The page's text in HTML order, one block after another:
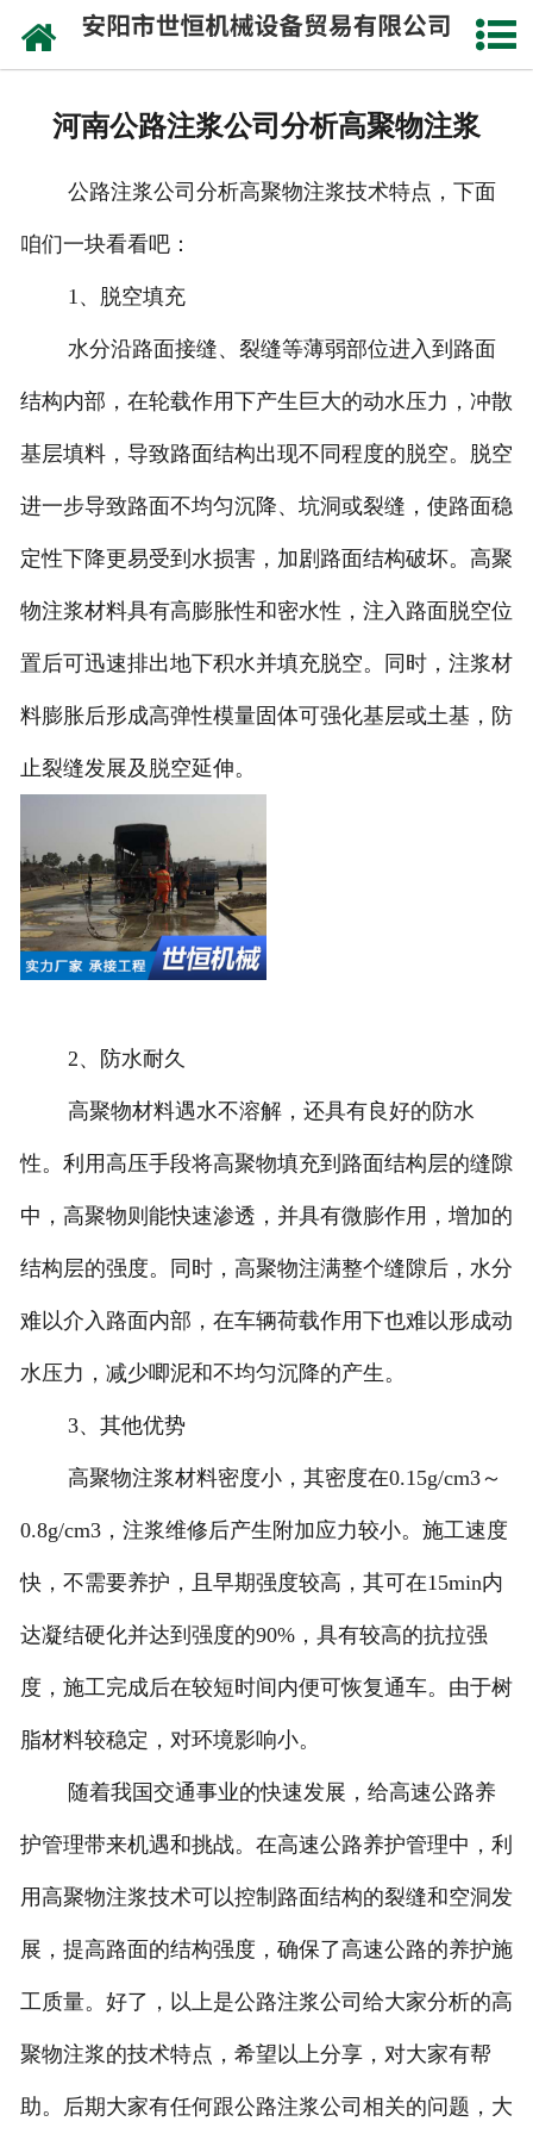
网站首页
施工视频
资讯动态
联系我们
河南公路注浆公司分析高聚物注浆
公路注浆公司分析高聚物注浆技术特点，下面
咱们一块看看吧：
1、脱空填充
水分沿路面接缝、裂缝等薄弱部位进入到路面
结构内部，在轮载作用下产生巨大的动水压力，冲散
基层填料，导致路面结构出现不同程度的脱空。脱空
进一步导致路面不均匀沉降、坑洞或裂缝，使路面稳
定性下降更易受到水损害，加剧路面结构破坏。高聚
物注浆材料具有高膨胀性和密水性，注入路面脱空位
置后可迅速排出地下积水并填充脱空。同时，注浆材
料膨胀后形成高弹性模量固体可强化基层或土基，防
止裂缝发展及脱空延伸。
2、防水耐久
高聚物材料遇水不溶解，还具有良好的防水
性。利用高压手段将高聚物填充到路面结构层的缝隙
中，高聚物则能快速渗透，并具有微膨作用，增加的
结构层的强度。同时，高聚物注满整个缝隙后，水分
难以介入路面内部，在车辆荷载作用下也难以形成动
水压力，减少唧泥和不均匀沉降的产生。
3、其他优势
高聚物注浆材料密度小，其密度在0.15g/cm3～
0.8g/cm3，注浆维修后产生附加应力较小。施工速度
快，不需要养护，且早期强度较高，其可在15min内
达凝结硬化并达到强度的90%，具有较高的抗拉强
度，施工完成后在较短时间内便可恢复通车。由于树
脂材料较稳定，对环境影响小。
随着我国交通事业的快速发展，给高速公路养
护管理带来机遇和挑战。在高速公路养护管理中，利
用高聚物注浆技术可以控制路面结构的裂缝和空洞发
展，提高路面的结构强度，确保了高速公路的养护施
工质量。好了，以上是公路注浆公司给大家分析的高
聚物注浆的技术特点，希望以上分享，对大家有帮
助。后期大家有任何跟公路注浆公司相关的问题，大